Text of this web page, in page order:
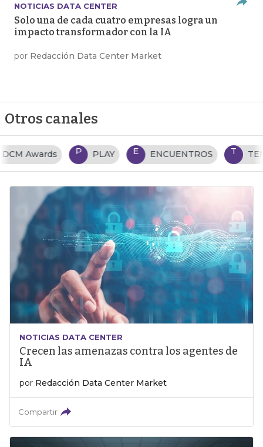
NOTICIAS DATA CENTER
Solo una de cada cuatro empresas logra un
impacto transformador con la IA
por Redacción Data Center Market
Otros canales
P PLAY E ENCUENTROS T TENDENCIAS TI
NOTICIAS DATA CENTER
Crecen las amenazas contra los agentes de
IA
por Redacción Data Center Market
Compartir